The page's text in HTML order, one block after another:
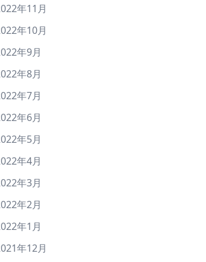
年11月
年10月
年9月
年8月
年7月
年6月
年5月
年4月
年3月
年2月
年1月
年12月